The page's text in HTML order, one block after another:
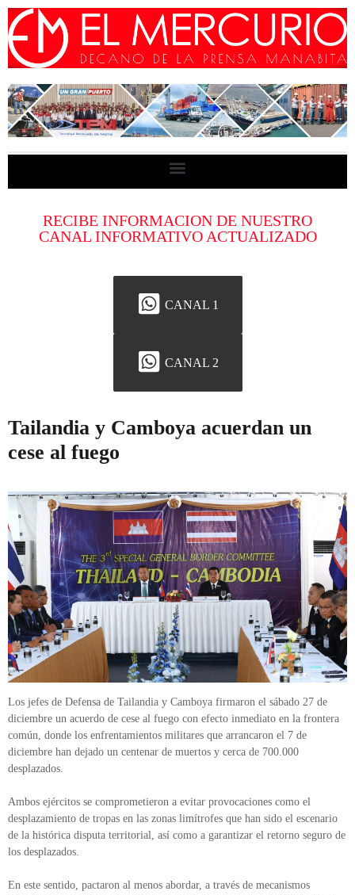
RECIBE INFORMACION DE NUESTRO
CANAL INFORMATIVO ACTUALIZADO
CANAL 1
CANAL 2
Tailandia y Camboya acuerdan un
cese al fuego
Los jefes de Defensa de Tailandia y Camboya firmaron el sábado 27 de
diciembre un acuerdo de cese al fuego con efecto inmediato en la frontera
común, donde los enfrentamientos militares que arrancaron el 7 de
diciembre han dejado un centenar de muertos y cerca de 700.000
desplazados.
Ambos ejércitos se comprometieron a evitar provocaciones como el
desplazamiento de tropas en las zonas limítrofes que han sido el escenario
de la histórica disputa territorial, así como a garantizar el retorno seguro de
los desplazados.
En este sentido, pactaron al menos abordar, a través de mecanismos